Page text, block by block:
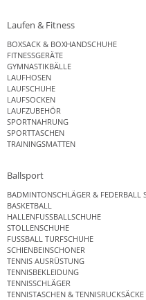
Laufen & Fitness
BOXSACK & BOXHANDSCHUHE
FITNESSGERÄTE
GYMNASTIKBÄLLE
LAUFHOSEN
LAUFSCHUHE
LAUFSOCKEN
LAUFZUBEHÖR
SPORTNAHRUNG
SPORTTASCHEN
TRAININGSMATTEN
Ballsport
BADMINTONSCHLÄGER & FEDERBALL
BASKETBALL
HALLENFUSSBALLSCHUHE
STOLLENSCHUHE
FUSSBALL TURFSCHUHE
SCHIENBEINSCHONER
TENNIS AUSRÜSTUNG
TENNISBEKLEIDUNG
TENNISSCHLÄGER
TENNISTASCHEN & TENNISRUCKSÄCKE